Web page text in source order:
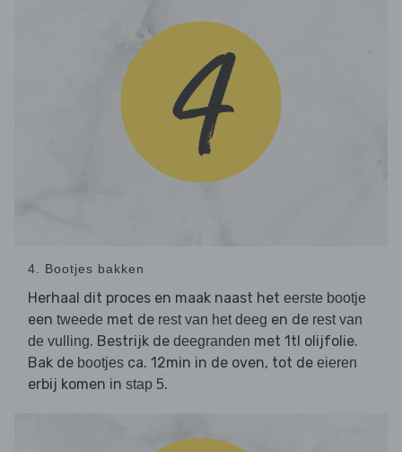
4. Bootjes bakken
Herhaal dit proces en maak naast het eerste bootje
een tweede met de rest van het deeg en de rest van
de vulling. Bestrijk de deegranden met 1tl olijfolie.
Bak de bootjes ca. 12min in de oven, tot de eieren
erbij komen in stap 5.